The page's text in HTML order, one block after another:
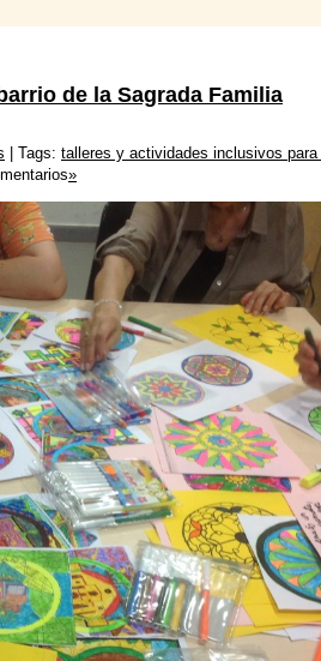
de la Sagrada Familia
| Tags: talleres y actividades inclusivos
»